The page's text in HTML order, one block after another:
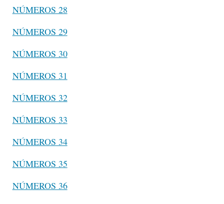
NÚMEROS 28
NÚMEROS 29
NÚMEROS 30
NÚMEROS 31
NÚMEROS 32
NÚMEROS 33
NÚMEROS 34
NÚMEROS 35
NÚMEROS 36